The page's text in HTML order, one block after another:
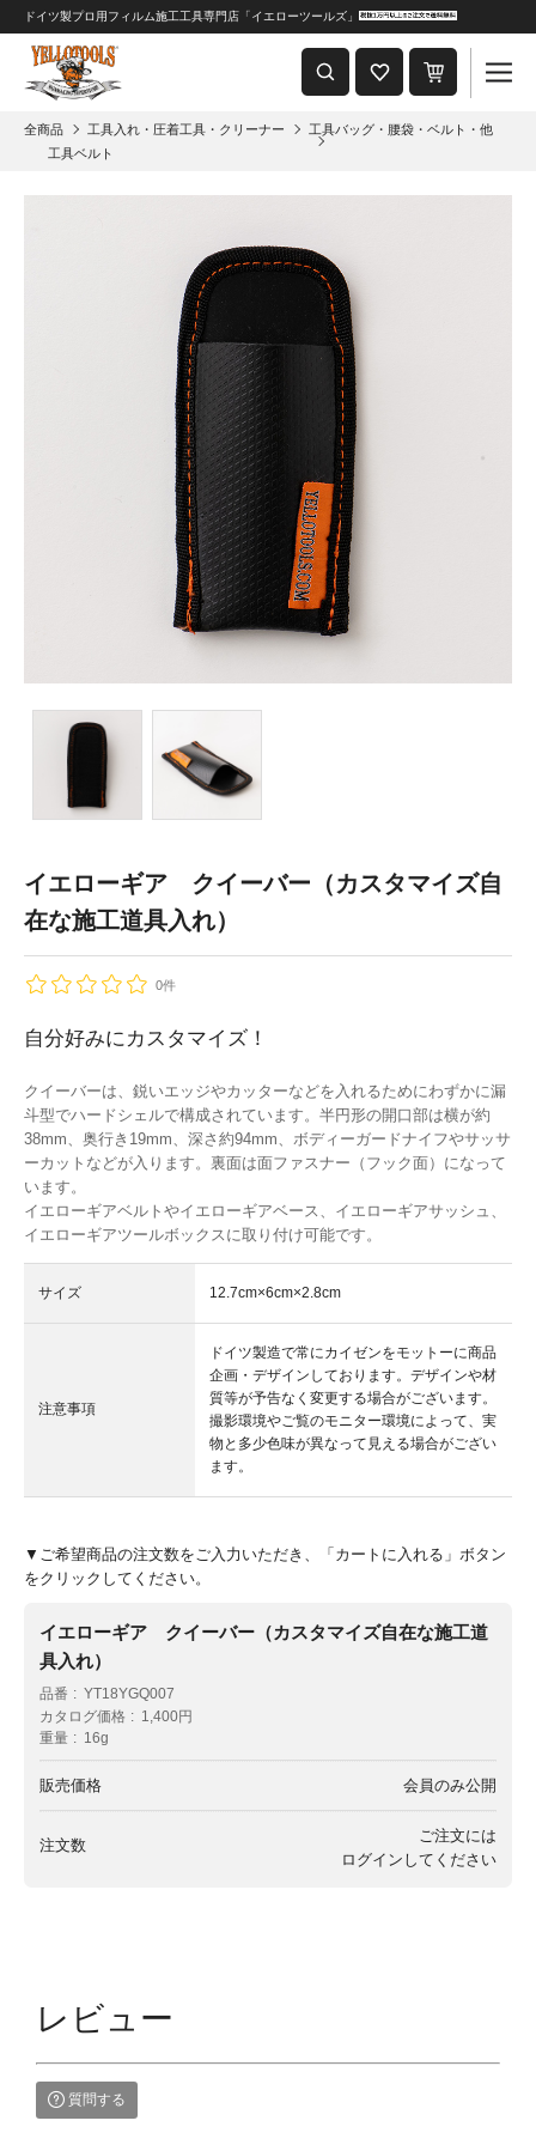
重要なおしらせ
2024年8月1日 価格改定につきまして
ドイツ製プロ用フィルム施工工具専門店「イエローツールズ」
全商品 工具入れ・圧着工具・クリーナー
工具バッグ・腰袋・ベルト・他
工具ベルト
イエローギア クイーバー（カスタマイズ自
在な施工道具入れ）
0件
自分好みにカスタマイズ！
クイーバーは、鋭いエッジやカッターなどを入れるためにわずかに漏
斗型でハードシェルで構成されています。半円形の開口部は横が約
38mm、奥行き19mm、深さ約94mm、ボディーガードナイフやサッサ
ーカットなどが入ります。裏面は面ファスナー（フック面）になって
います。
イエローギアベルトやイエローギアベース、イエローギアサッシュ、
イエローギアツールボックスに取り付け可能です。
サイズ 12.7cm×6cm×2.8cm
注意事項
ドイツ製造で常にカイゼンをモットーに商品
企画・デザインしております。デザインや材
質等が予告なく変更する場合がございます。
撮影環境やご覧のモニター環境によって、実
物と多少色味が異なって見える場合がござい
ます。
▼ご希望商品の注文数をご入力いただき、「カートに入れる」ボタン
をクリックしてください。
イエローギア クイーバー（カスタマイズ自在な施工道
具入れ）
品番
YT18YGQ007
カタログ価格
1,400円
重量
16g
販売価格 会員のみ公開
注文数
ご注文には
ログイン してください
レビュー
質問する